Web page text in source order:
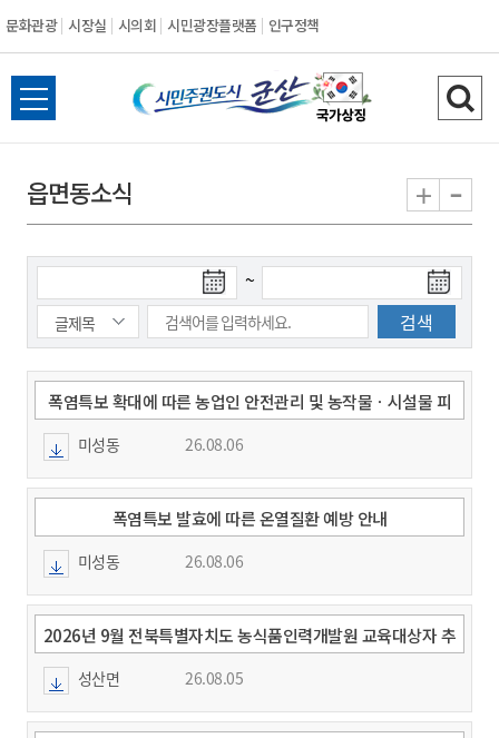
문화관광 시장실 시의회 시민광장플랫폼 인구정책
시
민
권
도
시
군
산
전
체
뉴
열
검
색
기
읍면동소식 + -
색
시
일
~
색
종
일
폭염특보 확대에 따른 농업인 안전관리 및 농작물ㆍ시설물 피
해 예방 안내
미성동 26.08.06
폭염특보 발효에 따른 온열질환 예방 안내
미성동 26.08.06
2026년 9월 전북특별자치도 농식품인력개발원 교육대상자 추
천 요청
성산면 26.08.05